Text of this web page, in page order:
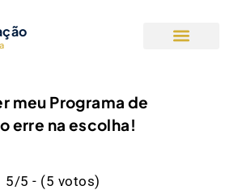
meu Programa de
erre na escolha!
5/5 - (5 votos)